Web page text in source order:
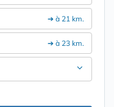
➔ à 21 km.
➔ à 23 km.